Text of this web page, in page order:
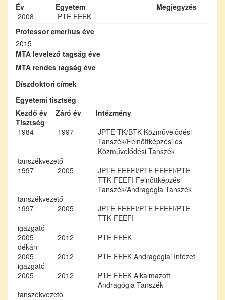
Év
Egyetem
Megjegyzés
2008
PTE FEEK
Professor emeritus éve
2015
MTA levelező tagság éve
MTA rendes tagság éve
Díszdoktori címek
Egyetemi tisztség
Kezdő év
Záró év
Intézmény
Tisztség
1984
1997
JPTE TK/BTK Közművelődési
Tanszék/Felnőttképzési és
Közművelődési Tanszék
tanszékvezető
1997
2005
JPTE FEEFI/PTE FEEFI/PTE
TTK FEEFI Felnőttképzési
Tanszék/Andragógia Tanszék
tanszékvezető
1997
2005
JPTE FEEFI/PTE FEEFI/PTE
TTK FEEFI
igazgató
2005
2012
PTE FEEK
dékán
2005
2012
PTE FEEK Andragógiai Intézet
igazgató
2005
2012
PTE FEEK Alkalmazott
Andragógia Tanszék
tanszékvezető